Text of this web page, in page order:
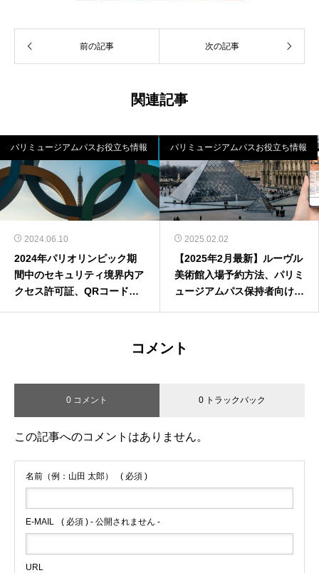
前の記事 次の記事
関連記事
パリミュージアムパスお役立ち情報
2024.06.10
2024年パリオリンピック期
間中のセキュリティ境界内ア
クセス許可証、QRコードと
パリミュージアムパスお役立ち情報
2025.02.02
【2025年2月最新】ルーヴル
美術館入場予約方法、パリミ
ュージアムパス保持者向け日
コメント
0 コメント 0 トラックバック
この記事へのコメントはありません。
名前（例：山田 太郎） ( 必須 )
E-MAIL ( 必須 ) - 公開されません -
URL